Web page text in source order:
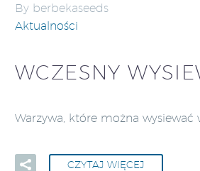
By berbekaseeds
Aktualności
WCZESNY
Warzywa, które można wysiewać
CZYTAJ WIĘCEJ